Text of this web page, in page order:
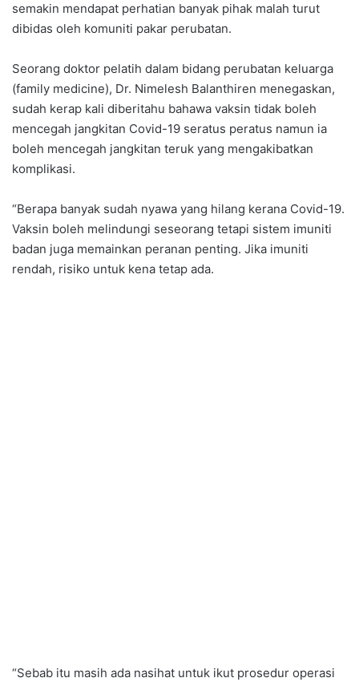
semakin mendapat perhatian banyak pihak malah turut
dibidas oleh komuniti pakar perubatan.
Seorang doktor pelatih dalam bidang perubatan keluarga
(family medicine), Dr. Nimelesh Balanthiren menegaskan,
sudah kerap kali diberitahu bahawa vaksin tidak boleh
mencegah jangkitan Covid-19 seratus peratus namun ia
boleh mencegah jangkitan teruk yang mengakibatkan
komplikasi.
“Berapa banyak sudah nyawa yang hilang kerana Covid-19.
Vaksin boleh melindungi seseorang tetapi sistem imuniti
badan juga memainkan peranan penting. Jika imuniti
rendah, risiko untuk kena tetap ada.
“Sebab itu masih ada nasihat untuk ikut prosedur operasi